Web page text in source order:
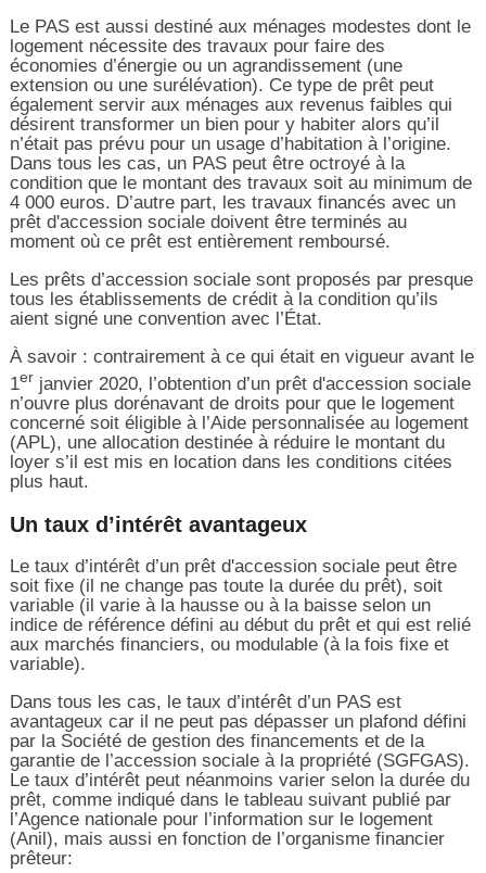
Le PAS est aussi destiné aux ménages modestes dont le
logement nécessite des travaux pour faire des
économies d’énergie ou un agrandissement (une
extension ou une surélévation). Ce type de prêt peut
également servir aux ménages aux revenus faibles qui
désirent transformer un bien pour y habiter alors qu’il
n’était pas prévu pour un usage d’habitation à l’origine.
Dans tous les cas, un PAS peut être octroyé à la
condition que le montant des travaux soit au minimum de
4 000 euros. D’autre part, les travaux financés avec un
prêt d'accession sociale doivent être terminés au
moment où ce prêt est entièrement remboursé.
Les prêts d’accession sociale sont proposés par presque
tous les établissements de crédit à la condition qu’ils
aient signé une convention avec l’État.
À savoir : contrairement à ce qui était en vigueur avant le
1er janvier 2020, l’obtention d’un prêt d'accession sociale
n’ouvre plus dorénavant de droits pour que le logement
concerné soit éligible à l’Aide personnalisée au logement
(APL), une allocation destinée à réduire le montant du
loyer s’il est mis en location dans les conditions citées
plus haut.
Un taux d’intérêt avantageux
Le taux d’intérêt d’un prêt d'accession sociale peut être
soit fixe (il ne change pas toute la durée du prêt), soit
variable (il varie à la hausse ou à la baisse selon un
indice de référence défini au début du prêt et qui est relié
aux marchés financiers, ou modulable (à la fois fixe et
variable).
Dans tous les cas, le taux d’intérêt d’un PAS est
avantageux car il ne peut pas dépasser un plafond défini
par la Société de gestion des financements et de la
garantie de l’accession sociale à la propriété (SGFGAS).
Le taux d’intérêt peut néanmoins varier selon la durée du
prêt, comme indiqué dans le tableau suivant publié par
l’Agence nationale pour l’information sur le logement
(Anil), mais aussi en fonction de l’organisme financier
prêteur: